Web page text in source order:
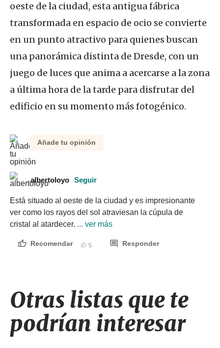
oeste de la ciudad, esta antigua fábrica
transformada en espacio de ocio se convierte
en un punto atractivo para quienes buscan
una panorámica distinta de Dresde, con un
juego de luces que anima a acercarse a la zona
a última hora de la tarde para disfrutar del
edificio en su momento más fotogénico.
Añade tu opinión
albertoloyo Seguir
Está situado al oeste de la ciudad y es impresionante
ver como los rayos del sol atraviesan la cúpula de
cristal al atardecer. ... ver más
Recomendar 5 Responder
Otras listas que te
podrían interesar